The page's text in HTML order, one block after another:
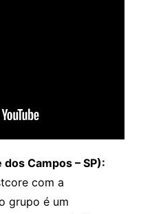
Campos – SP):
com a
grupo é um